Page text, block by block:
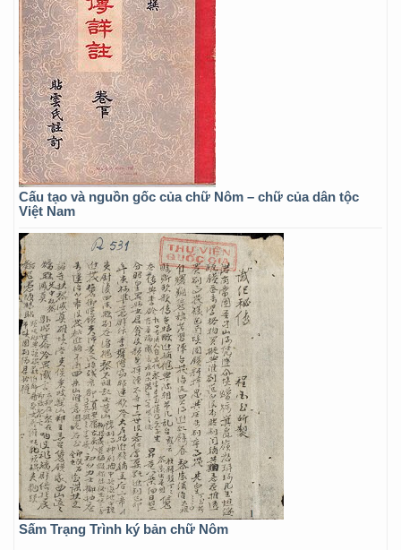
Cấu tạo và nguồn gốc của chữ Nôm – chữ của dân tộc
Việt Nam
Sấm Trạng Trình ký bản chữ Nôm